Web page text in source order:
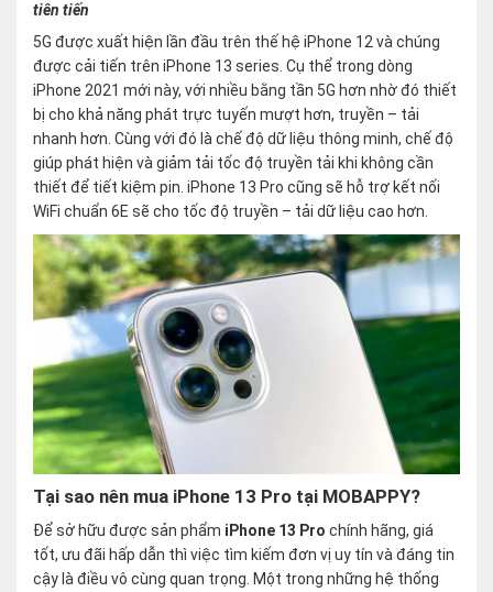
tiên tiến
5G được xuất hiện lần đầu trên thế hệ iPhone 12 và chúng
được cải tiến trên iPhone 13 series. Cụ thể trong dòng
iPhone 2021 mới này, với nhiều bằng tần 5G hơn nhờ đó thiết
bị cho khả năng phát trực tuyến mượt hơn, truyền – tải
nhanh hơn. Cùng với đó là chế độ dữ liệu thông minh, chế độ
giúp phát hiện và giảm tải tốc độ truyền tải khi không cần
thiết để tiết kiệm pin. iPhone 13 Pro cũng sẽ hỗ trợ kết nối
WiFi chuẩn 6E sẽ cho tốc độ truyền – tải dữ liệu cao hơn.
Tại sao nên mua iPhone 13 Pro tại MOBAPPY?
Để sở hữu được sản phẩm iPhone 13 Pro chính hãng, giá
tốt, ưu đãi hấp dẫn thì việc tìm kiếm đơn vị uy tín và đáng tin
cậy là điều vô cùng quan trọng. Một trong những hệ thống